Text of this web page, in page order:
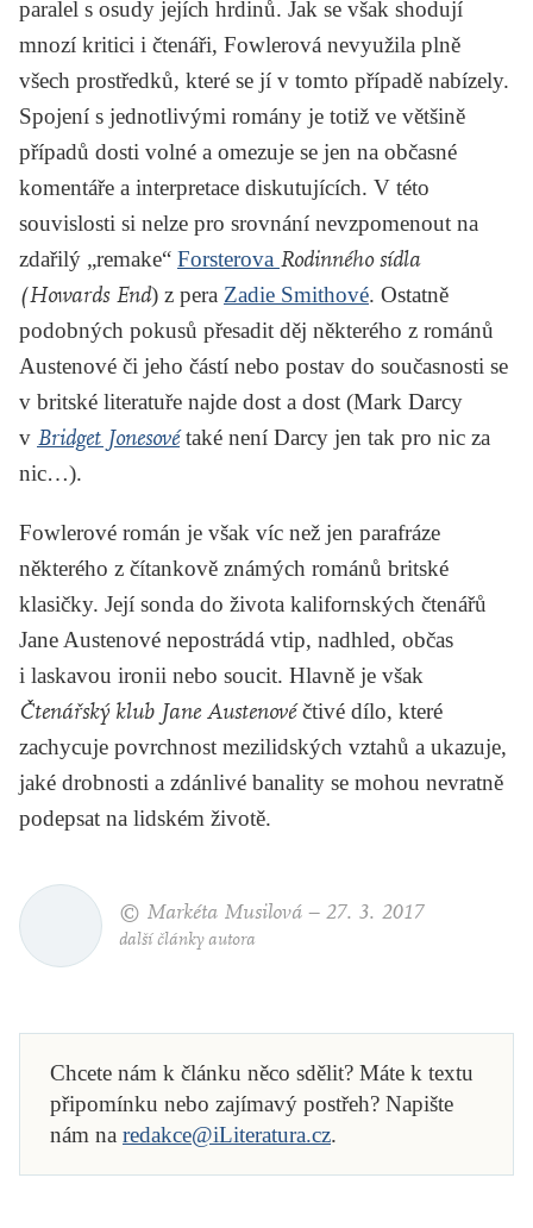
paralel s osudy jejích hrdinů. Jak se však shodují
mnozí kritici i čtenáři, Fowlerová nevyužila plně
všech prostředků, které se jí v tomto případě nabízely.
Spojení s jednotlivými romány je totiž ve většině
případů dosti volné a omezuje se jen na občasné
komentáře a interpretace diskutujících. V této
souvislosti si nelze pro srovnání nevzpomenout na
zdařilý „remake“ Forsterova Rodinného sídla
(Howards End) z pera Zadie Smithové. Ostatně
podobných pokusů přesadit děj některého z románů
Austenové či jeho částí nebo postav do současnosti se
v britské literatuře najde dost a dost (Mark Darcy
v Bridget Jonesovétaké není Darcy jen tak pro nic za
nic…).
Fowlerové román je však víc než jen parafráze
některého z čítankově známých románů britské
klasičky. Její sonda do života kalifornských čtenářů
Jane Austenové nepostrádá vtip, nadhled, občas
i laskavou ironii nebo soucit. Hlavně je však
Čtenářský klub Jane Austenovéčtivé dílo, které
zachycuje povrchnost mezilidských vztahů a ukazuje,
jaké drobnosti a zdánlivé banality se mohou nevratně
podepsat na lidském životě.
© Markéta Musilová – 27. 3. 2017
další články autora
Chcete nám k článku něco sdělit? Máte k textu
připomínku nebo zajímavý postřeh? Napište
nám na redakce@iLiteratura.cz.